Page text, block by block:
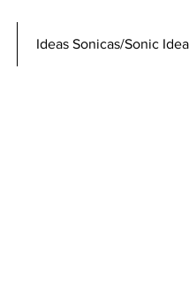
Ideas Sonicas/Sonic